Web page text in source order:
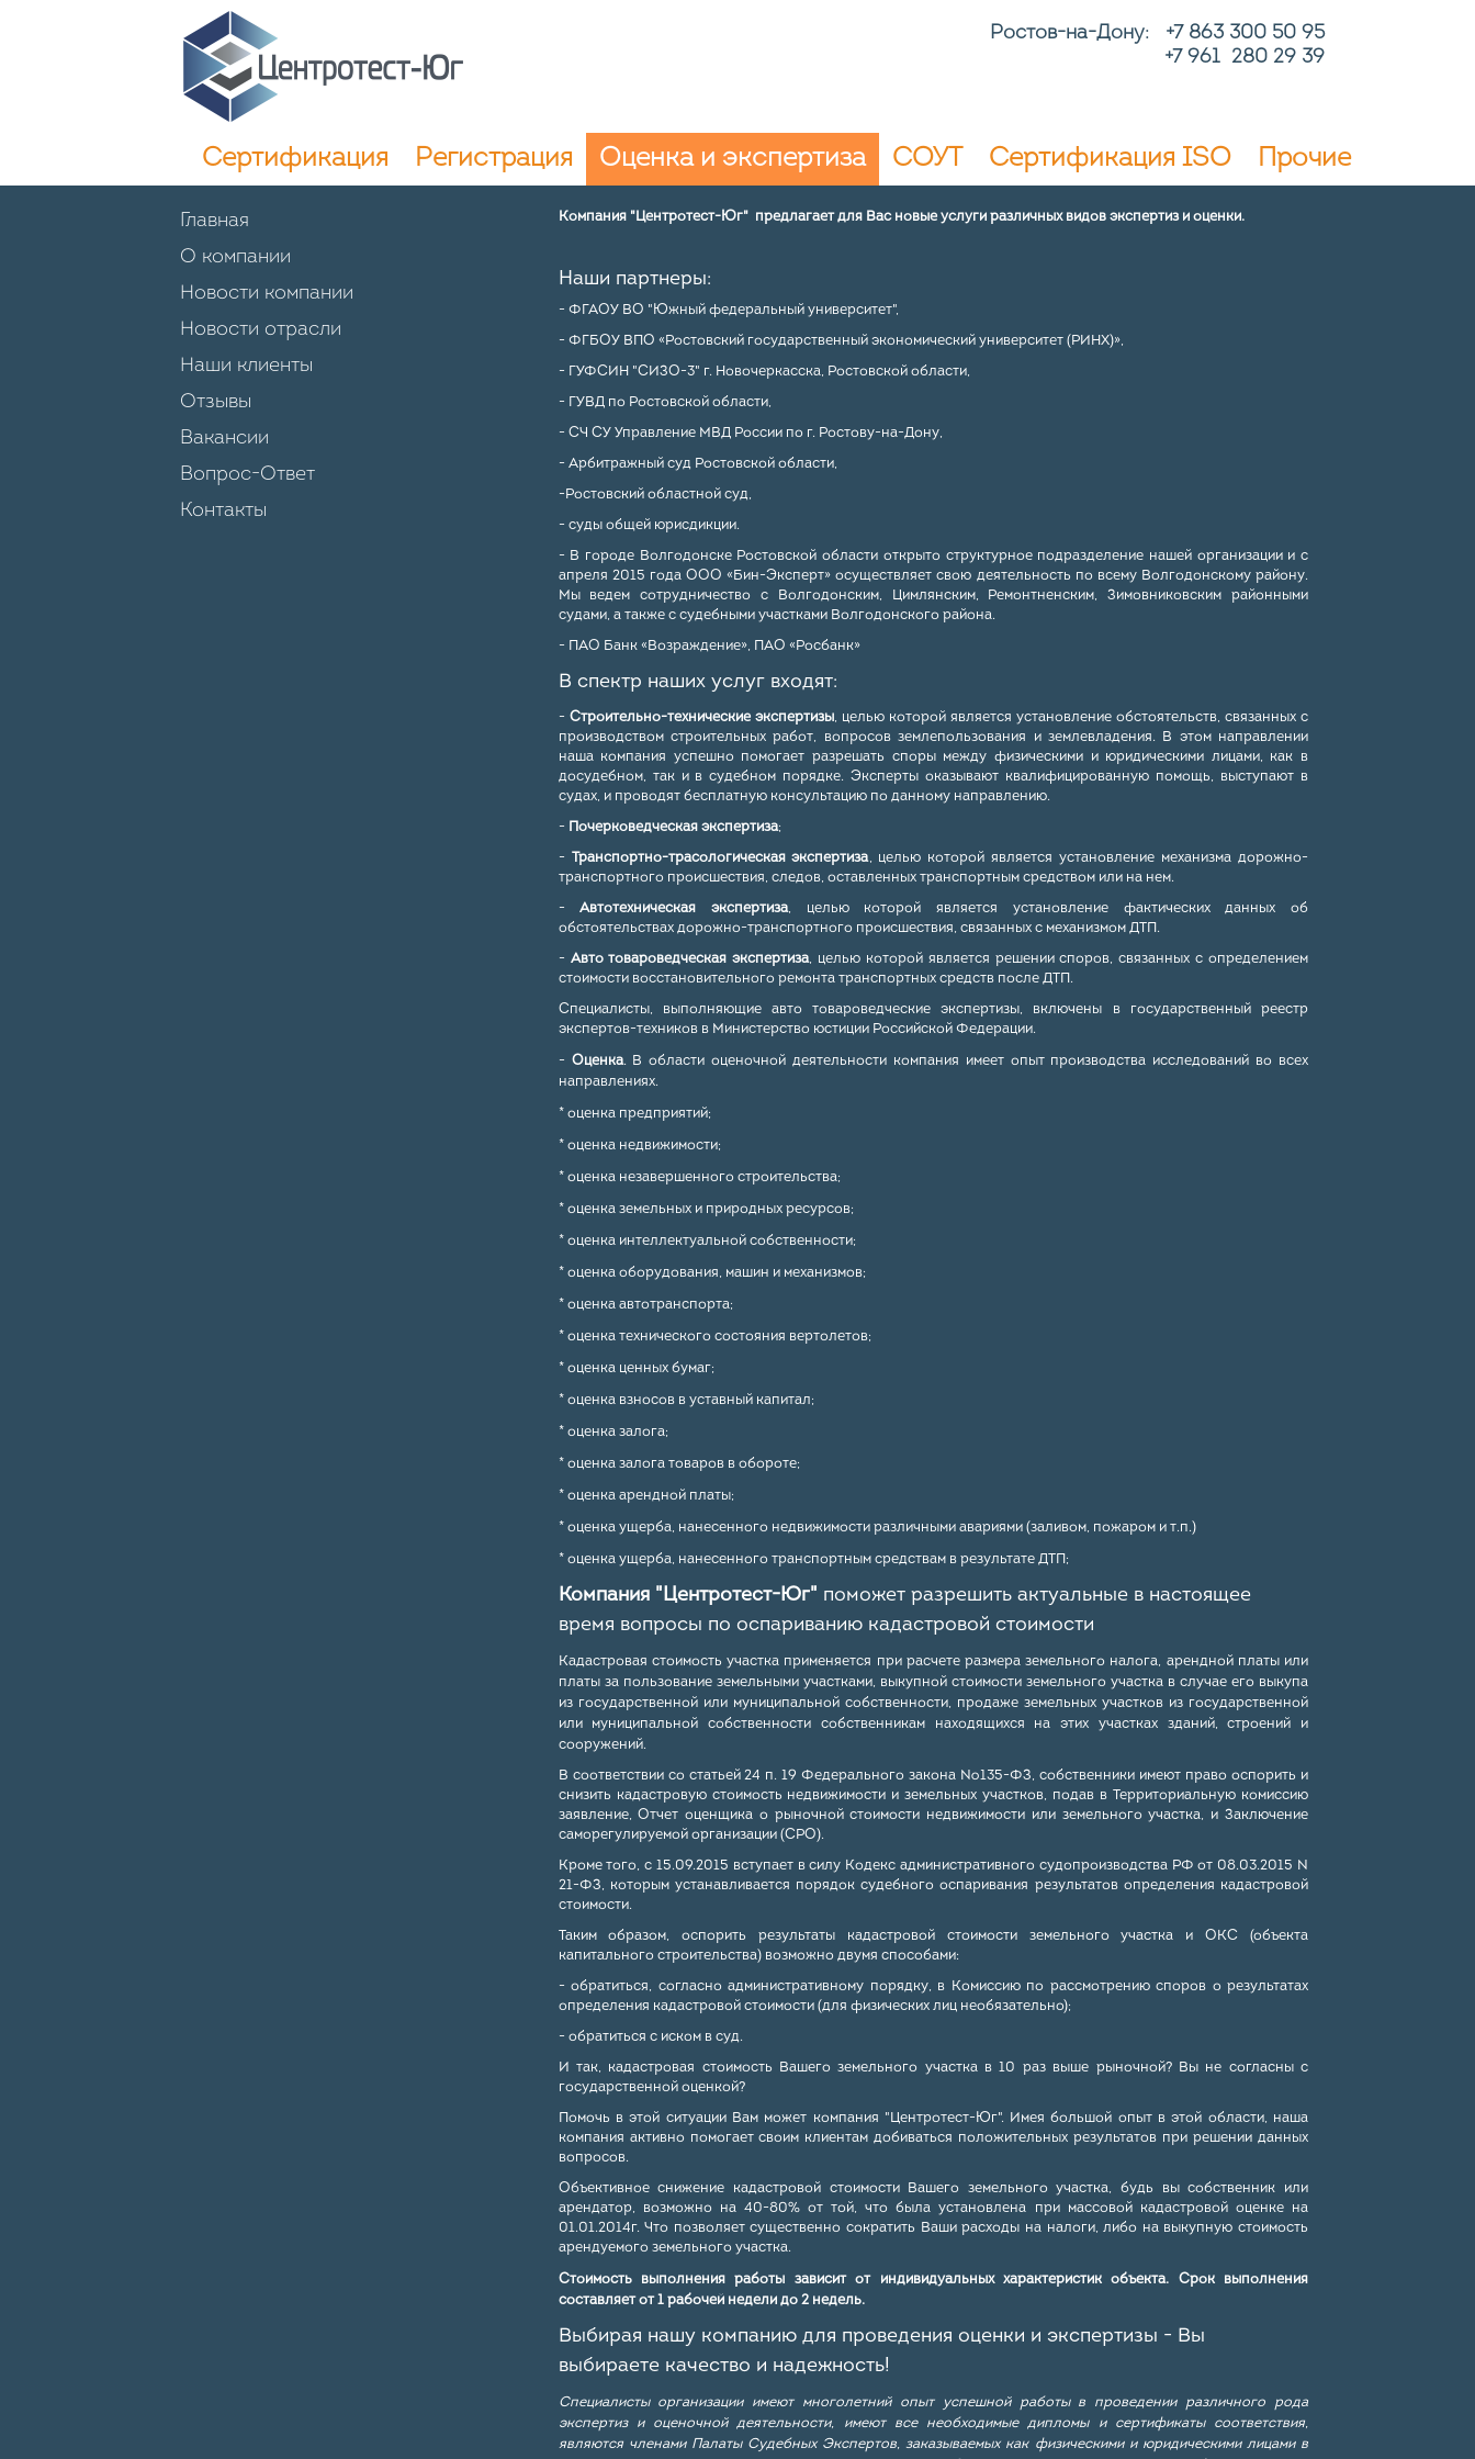
Ростов-на-Дону: +7863 300 50 95
+7 961 280 29 39
Сертификация Регистрация Оценка и экспертиза СОУТ Сертификация ISO Прочие
Главная
О компании
Новости компании
Новости отрасли
Наши клиенты
Отзывы
Вакансии
Вопрос-Ответ
Контакты
Компания "Центротест-Юг" предлагает для Вас новые услуги различных видов экспертиз и оценки.
Наши партнеры:
- ФГАОУ ВО "Южный федеральный университет",
- ФГБОУ ВПО «Ростовский государственный экономический университет (РИНХ)»,
- ГУФСИН "СИЗО-3" г. Новочеркасска, Ростовской области,
- ГУВД по Ростовской области,
- СЧ СУ Управление МВД России по г. Ростову-на-Дону,
- Арбитражный суд Ростовской области,
-Ростовский областной суд,
- суды общей юрисдикции.
- В городе Волгодонске Ростовской области открыто структурное подразделение нашей организации и с
апреля 2015 года ООО «Бин-Эксперт» осуществляет свою деятельность по всему Волгодонскому району.
Мы ведем сотрудничество с Волгодонским, Цимлянским, Ремонтненским, Зимовниковским районными
судами, а также с судебными участками Волгодонского района.
- ПАО Банк «Возраждение», ПАО «Росбанк»
В спектр наших услуг входят:
- Строительно-технические экспертизы, целью которой является установление обстоятельств, связанных с
производством строительных работ, вопросов землепользования и землевладения. В этом направлении
наша компания успешно помогает разрешать споры между физическими и юридическими лицами, как в
досудебном, так и в судебном порядке. Эксперты оказывают квалифицированную помощь, выступают в
судах, и проводят бесплатную консультацию по данному направлению.
- Почерковедческая экспертиза;
- Транспортно-трасологическая экспертиза, целью которой является установление механизма дорожно-
транспортного происшествия, следов, оставленных транспортным средством или на нем.
-Автотехническая экспертиза, целью которой является установление фактических данных об
обстоятельствах дорожно-транспортного происшествия, связанных с механизмом ДТП.
- Авто товароведческая экспертиза, целью которой является решении споров, связанных с определением
стоимости восстановительного ремонта транспортных средств после ДТП.
Специалисты, выполняющие авто товароведческие экспертизы, включены в государственный реестр
экспертов-техников в Министерство юстиции Российской Федерации.
- Оценка. В области оценочной деятельности компания имеет опыт производства исследований во всех
направлениях.
* оценка предприятий;
* оценка недвижимости;
* оценка незавершенного строительства;
* оценка земельных и природных ресурсов;
* оценка интеллектуальной собственности;
* оценка оборудования, машин и механизмов;
* оценка автотранспорта;
* оценка технического состояния вертолетов;
* оценка ценных бумаг;
* оценка взносов в уставный капитал;
* оценка залога;
* оценка залога товаров в обороте;
* оценка арендной платы;
* оценка ущерба, нанесенного недвижимости различными авариями (заливом, пожаром и т.п.)
* оценка ущерба, нанесенного транспортным средствам в результате ДТП;
Компания "Центротест-Юг" поможет разрешить актуальные в настоящее
время вопросы по оспариванию кадастровой стоимости
Кадастровая стоимость участка применяется при расчете размера земельного налога, арендной платы или
платы за пользование земельными участками, выкупной стоимости земельного участка в случае его выкупа
из государственной или муниципальной собственности, продаже земельных участков из государственной
или муниципальной собственности собственникам находящихся на этих участках зданий, строений и
сооружений.
В соответствии со статьей 24 п. 19 Федерального закона №135-ФЗ, собственники имеют право оспорить и
снизить кадастровую стоимость недвижимости и земельных участков, подав в Территориальную комиссию
заявление, Отчет оценщика о рыночной стоимости недвижимости или земельного участка, и Заключение
саморегулируемой организации (СРО).
Кроме того, с 15.09.2015 вступает в силу Кодекс административного судопроизводства РФ от 08.03.2015 N
21-ФЗ, которым устанавливается порядок судебного оспаривания результатов определения кадастровой
стоимости.
Таким образом, оспорить результаты кадастровой стоимости земельного участка и ОКС (объекта
капитального строительства) возможно двумя способами:
- обратиться, согласно административному порядку, в Комиссию по рассмотрению споров о результатах
определения кадастровой стоимости (для физических лиц необязательно);
- обратиться с иском в суд.
И так, кадастровая стоимость Вашего земельного участка в 10 раз выше рыночной? Вы не согласны с
государственной оценкой?
Помочь в этой ситуации Вам может компания "Центротест-Юг". Имея большой опыт в этой области, наша
компания активно помогает своим клиентам добиваться положительных результатов при решении данных
вопросов.
Объективное снижение кадастровой стоимости Вашего земельного участка, будь вы собственник или
арендатор, возможно на 40-80% от той, что была установлена при массовой кадастровой оценке на
01.01.2014г. Что позволяет существенно сократить Ваши расходы на налоги, либо на выкупную стоимость
арендуемого земельного участка.
Стоимость выполнения работы зависит от индивидуальных характеристик объекта. Срок выполнения
составляет от 1 рабочей недели до 2 недель.
Выбирая нашу компанию для проведения оценки и экспертизы - Вы
выбираете качество и надежность!
Специалисты организации имеют многолетний опыт успешной работы в проведении различного рода
экспертиз и оценочной деятельности, имеют все необходимые дипломы и сертификаты соответствия,
являются членами Палаты Судебных Экспертов, заказываемых как физическими и юридическими лицами в